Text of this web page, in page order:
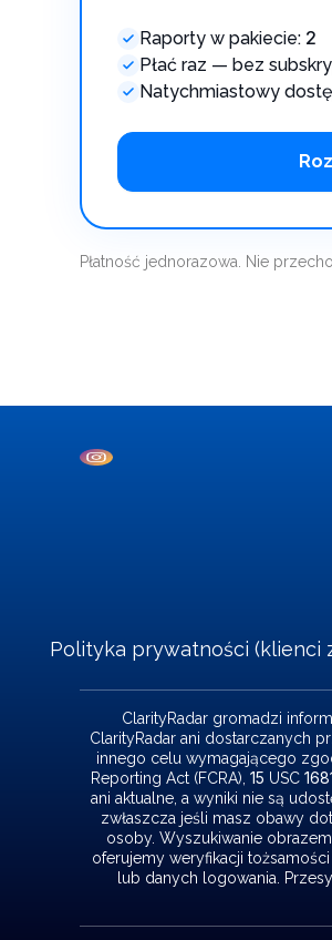
Raporty w pakiecie: 2
Płać raz — bez
Natychmiastowy
Płatność jednorazowa. Nie
Polityka prywatności (klienci
ClarityRadar gromadzi
ClarityRadar ani dostarczanych
innego celu wymagającego
Reporting Act (FCRA), 15 USC
ani aktualne, a wyniki nie są
zwłaszcza jeśli masz obawy
osoby. Wyszukiwanie
oferujemy weryfikacji
lub danych logowania.